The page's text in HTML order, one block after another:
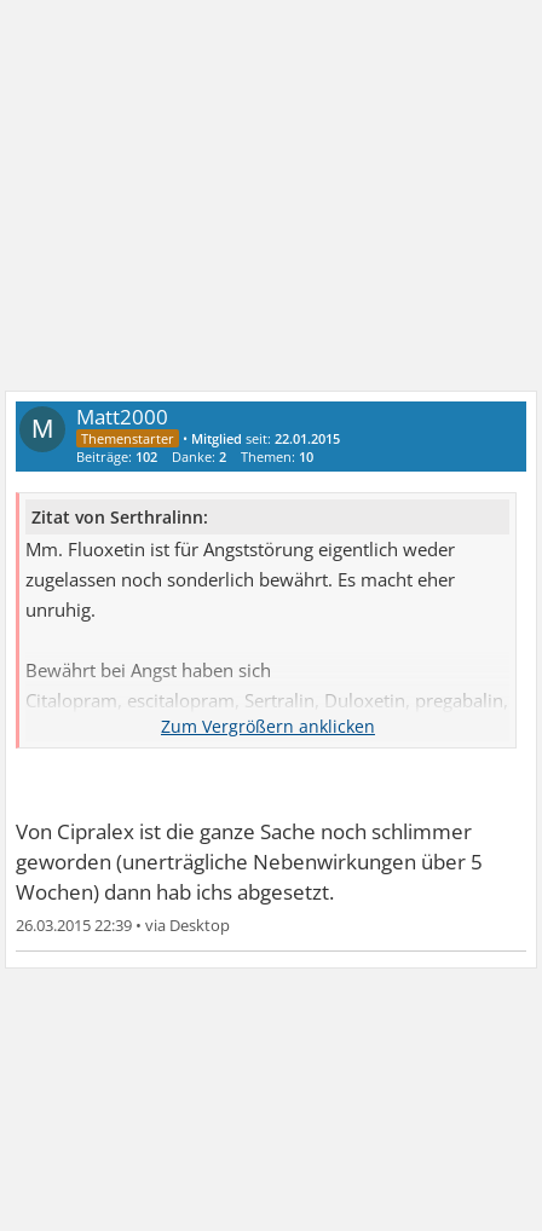
M Matt2000
• Mitglied seit:22.01.2015
Beiträge: 102 Danke:2 Themen: 10
Zitat von Serthralinn:
Mm. Fluoxetin ist für Angststörung eigentlich weder
zugelassen noch sonderlich bewährt. Es macht eher
unruhig.
Bewährt bei Angst haben sich
Citalopram, escitalopram, Sertralin, Duloxetin, pregabalin,
Von Cipralex ist die ganze Sache noch schlimmer
geworden (unerträgliche Nebenwirkungen über 5
Wochen) dann hab ichs abgesetzt.
26.03.2015 22:39 •